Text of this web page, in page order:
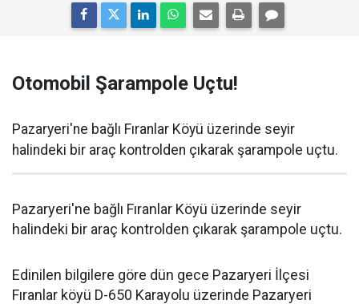
Otomobil Şarampole Uçtu!
Pazaryeri'ne bağlı Fıranlar Köyü üzerinde seyir
halindeki bir araç kontrolden çıkarak şarampole uçtu.
Pazaryeri'ne bağlı Fıranlar Köyü üzerinde seyir
halindeki bir araç kontrolden çıkarak şarampole uçtu.
Edinilen bilgilere göre dün gece Pazaryeri İlçesi
Fıranlar köyü D-650 Karayolu üzerinde Pazaryeri